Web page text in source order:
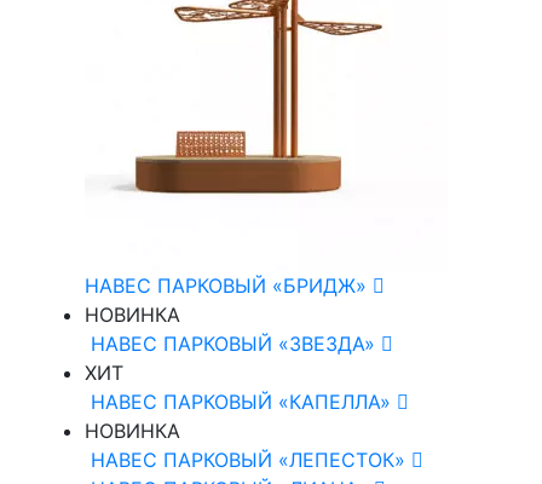
НАВЕС ПАРКОВЫЙ «БРИДЖ»
НОВИНКА
НАВЕС ПАРКОВЫЙ «ЗВЕЗДА»
ХИТ
НАВЕС ПАРКОВЫЙ «КАПЕЛЛА»
НОВИНКА
НАВЕС ПАРКОВЫЙ «ЛЕПЕСТОК»